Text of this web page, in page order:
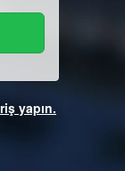
yapın.